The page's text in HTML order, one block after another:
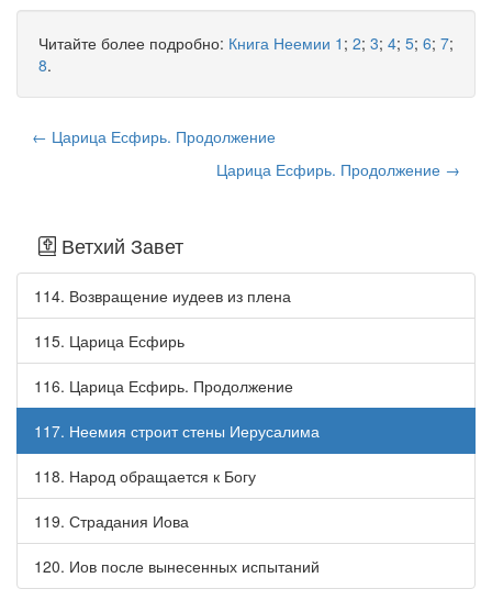
Читайте более подробно: Книга Неемии 1 ; 2; 3; 4; 5; 6; 7;
8.
← Царица Есфирь. Продолжение
Царица Есфирь. Продолжение →
Ветхий Завет
114. Возвращение иудеев из плена
115. Царица Есфирь
116. Царица Есфирь. Продолжение
117. Неемия строит стены Иерусалима
118. Народ обращается к Богу
119. Страдания Иова
120. Иов после вынесенных испытаний